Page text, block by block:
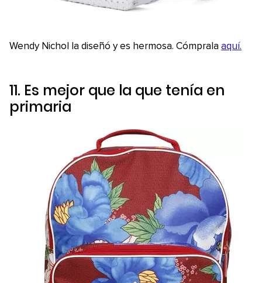
Wendy Nichol la diseñó y es hermosa. Cómprala aquí.
11. Es mejor que la que tenía en
primaria